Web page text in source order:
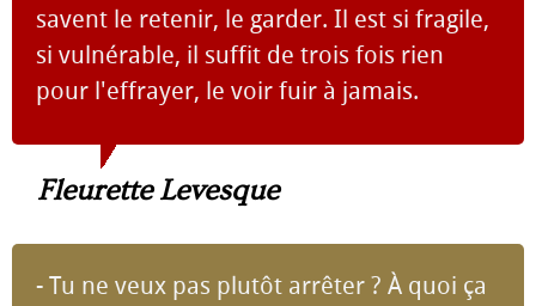
savent le retenir, le garder. Il est si fragile,
si vulnérable, il suffit de trois fois rien
pour l'effrayer, le voir fuir à jamais.
Fleurette Levesque
- Tu ne veux pas plutôt arrêter ? À quoi ça